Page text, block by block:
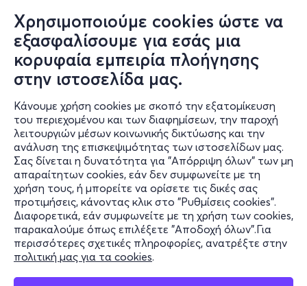
Χρησιμοποιούμε cookies ώστε να
εξασφαλίσουμε για εσάς μια
κορυφαία εμπειρία πλοήγησης
στην ιστοσελίδα μας.
Κάνουμε χρήση cookies με σκοπό την εξατομίκευση
του περιεχομένου και των διαφημίσεων, την παροχή
λειτουργιών μέσων κοινωνικής δικτύωσης και την
ανάλυση της επισκεψιμότητας των ιστοσελίδων μας.
Σας δίνεται η δυνατότητα για "Απόρριψη όλων" των μη
απαραίτητων cookies, εάν δεν συμφωνείτε με τη
χρήση τους, ή μπορείτε να ορίσετε τις δικές σας
προτιμήσεις, κάνοντας κλικ στο "Ρυθμίσεις cookies".
Διαφορετικά, εάν συμφωνείτε με τη χρήση των cookies,
παρακαλούμε όπως επιλέξετε "Αποδοχή όλων".Για
περισσότερες σχετικές πληροφορίες, ανατρέξτε στην
πολιτική μας για τα cookies.
Αναπτύσσει κοινωνικές δεξιότητες σε ένα
πολυπολιτισμικό περιβάλλον.
Βελτιώνει την επικοινωνία, τη δημιουργικότητα
και την επίλυση προβλημάτων.
Κάνει την εκμάθηση της αγγλικής γλώσσας
φυσική, ελκυστική και διασκεδαστική.
Αν τελικά δεν σας βολεύει η ημερομηνία που κλείσατε,
μπορείτε να επικοινωνήσετε μαζί μας γιααλλαγή της
κράτησής σας.
Για Πληροφορίες: Μπορείτε να επικοινωνείτε μαζί
μας στο2310911941(Δευτέρα-Παρασκευή 10:00-
14:00), στοFacebook, στοInstagramή στο
messyplayhehe@gmail.com!
Πληροφορίες
Υποστήριξη
Stay Connected
Mobile app